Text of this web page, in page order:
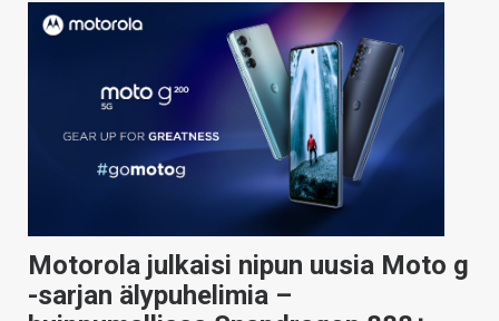
Motorola julkaisi nipun uusia Moto g
-sarjan älypuhelimia –